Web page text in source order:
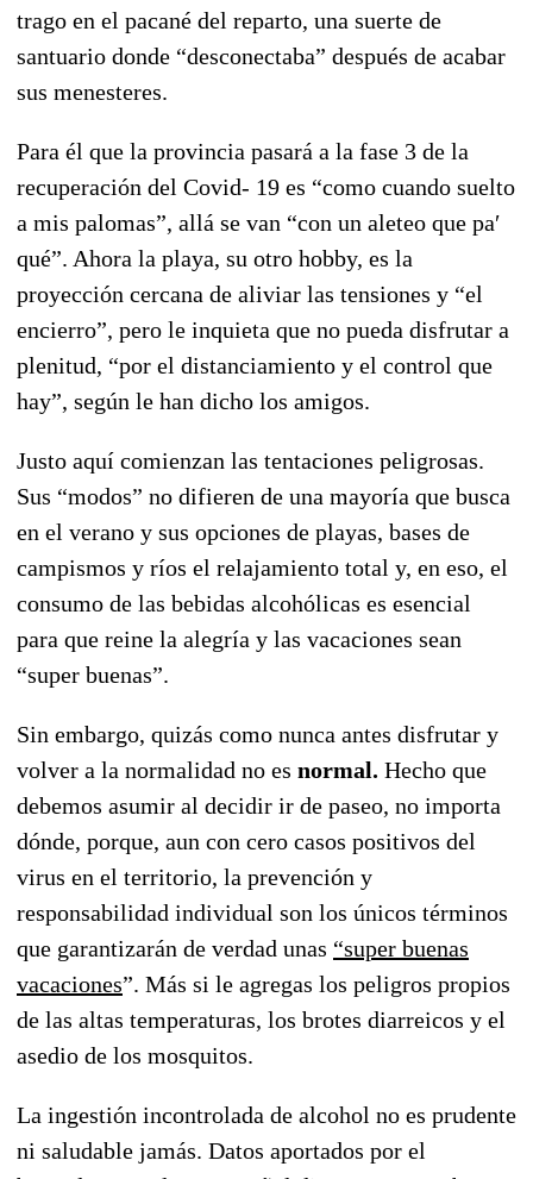
trago en el pacané del reparto, una suerte de
santuario donde “desconectaba” después de acabar
sus menesteres.
Para él que la provincia pasará a la fase 3 de la
recuperación del Covid- 19 es “como cuando suelto
a mis palomas”, allá se van “con un aleteo que paʹ
qué”. Ahora la playa, su otro hobby, es la
proyección cercana de aliviar las tensiones y “el
encierro”, pero le inquieta que no pueda disfrutar a
plenitud, “por el distanciamiento y el control que
hay”, según le han dicho los amigos.
Justo aquí comienzan las tentaciones peligrosas.
Sus “modos” no difieren de una mayoría que busca
en el verano y sus opciones de playas, bases de
campismos y ríos el relajamiento total y, en eso, el
consumo de las bebidas alcohólicas es esencial
para que reine la alegría y las vacaciones sean
“super buenas”.
Sin embargo, quizás como nunca antes disfrutar y
volver a la normalidad no es normal. Hecho que
debemos asumir al decidir ir de paseo, no importa
dónde, porque, aun con cero casos positivos del
virus en el territorio, la prevención y
responsabilidad individual son los únicos términos
que garantizarán de verdad unas “super buenas
vacaciones”. Más si le agregas los peligros propios
de las altas temperaturas, los brotes diarreicos y el
asedio de los mosquitos.
La ingestión incontrolada de alcohol no es prudente
ni saludable jamás. Datos aportados por el